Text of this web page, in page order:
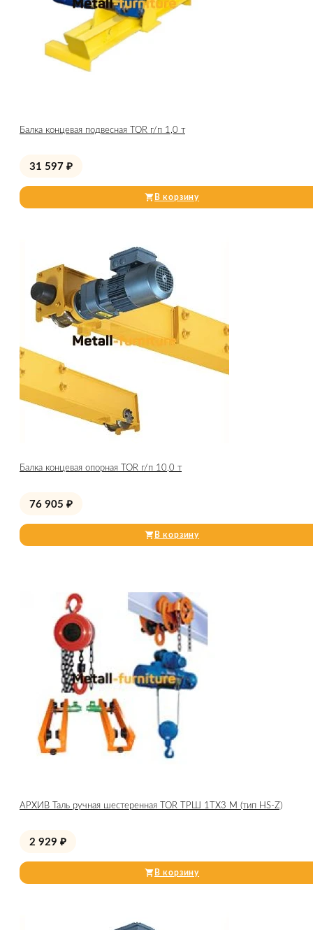
Балка концевая подвесная TOR г/п 1,0 т
31 597 ₽
В корзину
Балка концевая опорная TOR г/п 10,0 т
76 905 ₽
В корзину
АРХИВ Таль ручная шестеренная TOR ТРШ 1ТХ3 М (тип HS-Z)
2 929 ₽
В корзину